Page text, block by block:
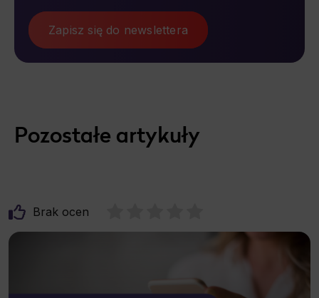
Zapisz się do newslettera
Pozostałe artykuły
Brak ocen